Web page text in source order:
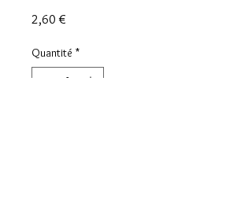
2,60 €
Quantité *